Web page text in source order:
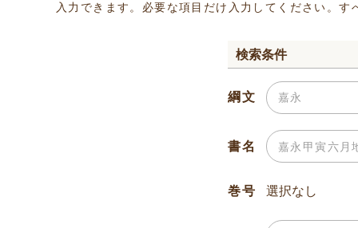
入力できます。必要な項目だけ入力してください。
検索条件
綱文
書名
巻号